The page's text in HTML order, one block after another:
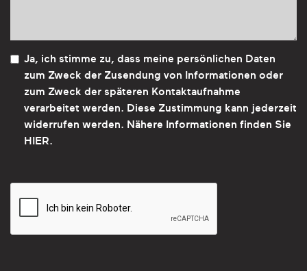
Ja, ich stimme zu, dass meine persönlichen Daten
zum Zweck der Zusendung von Informationen oder
zum Zweck der späteren Kontaktaufnahme
verarbeitet werden. Diese Zustimmung kann jederzeit
widerrufen werden. Nähere Informationen finden Sie
HIER.